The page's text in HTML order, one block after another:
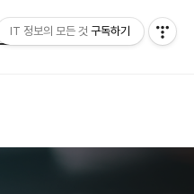
IT 정보의 모든 것 구독하기